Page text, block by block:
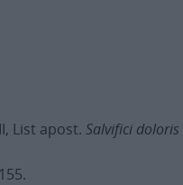
List apost. Salvifici doloris